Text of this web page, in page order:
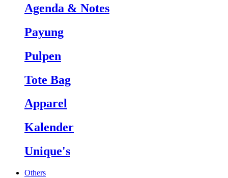
Agenda & Notes
Payung
Pulpen
Tote Bag
Apparel
Kalender
Unique's
Others